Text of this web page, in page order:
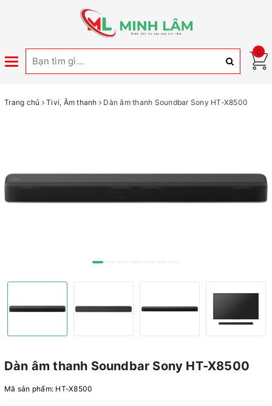
Toggle
0
Trang chủ Tivi, Âm thanh Dàn âm thanh Soundbar Sony HT-X8500
Dàn âm thanh Soundbar Sony HT-X8500
Mã sản phẩm: HT-X8500